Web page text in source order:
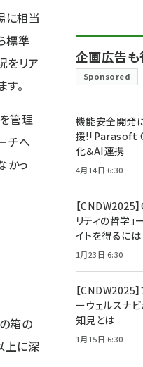
に相当
標準
をリア
。
管理
チへ
かっ
箱の
上に深
企画広告も
Sponsored
機能安全開発
援!「Parasoft
化＆AI連携
4月14日 6:30
【CNDW2025
リティの哲学
イトを得るには
1月23日 6:30
【CNDW2025
ーウェルスナ
知見とは
1月15日 6:30